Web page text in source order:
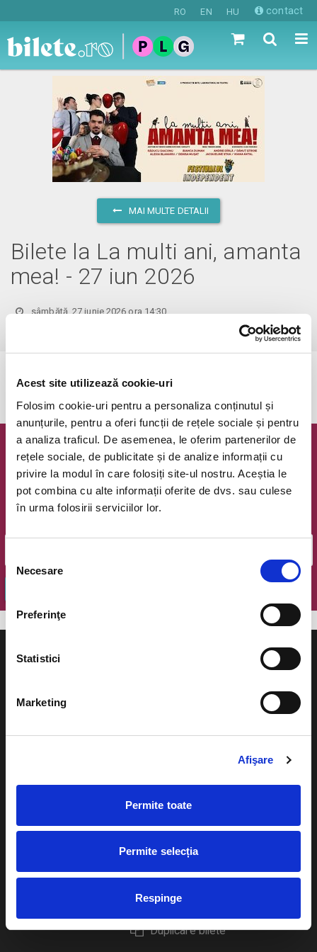
Acest site utilizează cookie-uri
Folosim cookie-uri pentru a personaliza conținutul și
anunțurile, pentru a oferi funcții de rețele sociale și pentru
a analiza traficul. De asemenea, le oferim partenerilor de
rețele sociale, de publicitate și de analize informații cu
privire la modul în care folosiți site-ul nostru. Aceștia le
pot combina cu alte informații oferite de dvs. sau culese
în urma folosirii serviciilor lor.
consimțământului
Necesare
Preferinţe
Statistici
Marketing
Afişare
Permite toate
Permite selecția
Respinge
RO EN HU contact
MAI MULTE DETALII
Bilete la La multi ani, amanta
mea! - 27 iun 2026
sâmbătă, 27 iunie 2026 ora 14:30
Evenimentul a expirat.
Newsletter @ Bilete.ro
Oferte exclusive si o editie saptamanala cu cele mai noi
evenimente.
Cum comand bilete?
Plata online sau cash
eBilet printat acasa
Livrare prin curier
Returnare bilete
Duplicare bilete
Evenimente
festivaluri
Pentru copii